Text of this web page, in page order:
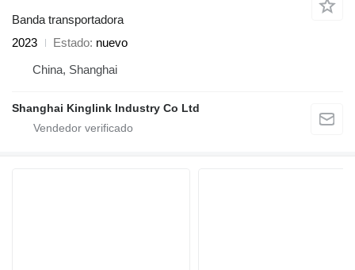
Banda transportadora
2023
Estado nuevo
China, Shanghai
Shanghai Kinglink Industry Co Ltd